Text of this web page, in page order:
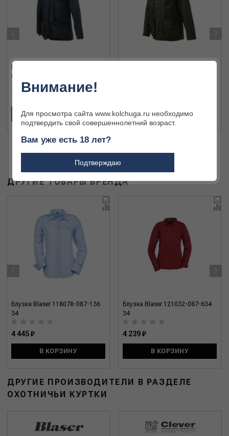
GT043/T1771/0530 S
7 912 ₽
В КОРЗИНУ В КОРЗИНУ
‹ ›
ДРУГИЕ ТОВАРЫ БРЕНДА
Блузка Blaser 118078-087-136
34
4 445 ₽
В КОРЗИНУ
Блузка Blaser 121032-087-634
34
4 239 ₽
В КОРЗИНУ
‹ ›
ДРУГИЕ ПРОИЗВОДИТЕЛИ В РАЗДЕЛЕ
ОХОТНИЧЬИ КУРТКИ
Внимание!
Для просмотра сайта www.kolchuga.ru необходимо
подтвердить свой совершеннолетний возраст.
Вам уже есть 18 лет?
Подтверждаю